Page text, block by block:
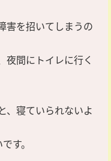
害を招いてしまうの
夜間にトイレに行く
、寝ていられないよ
す。